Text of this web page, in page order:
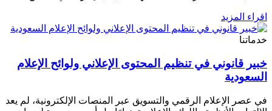
اقراء المزيد
خدماتنا
خبير قانوني في تنظيم المحتوى الإعلاني ولوائح الإعلام
السعودية
في عصر الإعلام الرقمي والتسويق عبر المنصات الإلكترونية، لم يعد